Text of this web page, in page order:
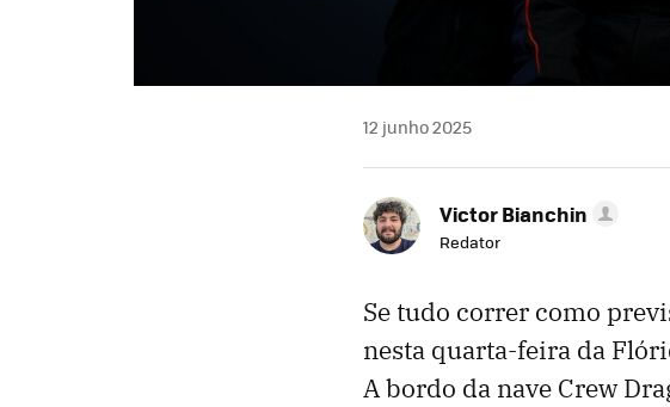
12 junho 2025
Victor Bianchin
Redator
Se tudo correr como
nesta quarta-feira da
A bordo da nave Crew